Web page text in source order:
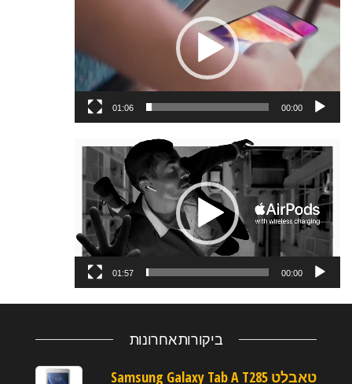
וידאו
00:00
01:06
נגן
וידאו
00:00
01:57
ביקורות אחרונות
טאבלט Samsung Galaxy Tab A T285